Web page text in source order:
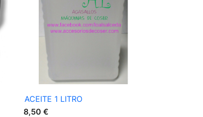
Vista rápida
ACEITE 1 LITRO
8,50 €